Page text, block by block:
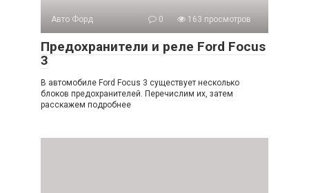
Авто Форд 0 163 просмотров
Предохранители и реле Ford Focus
3
В автомобиле Ford Focus 3 существует несколько
блоков предохранителей. Перечислим их, затем
расскажем подробнее